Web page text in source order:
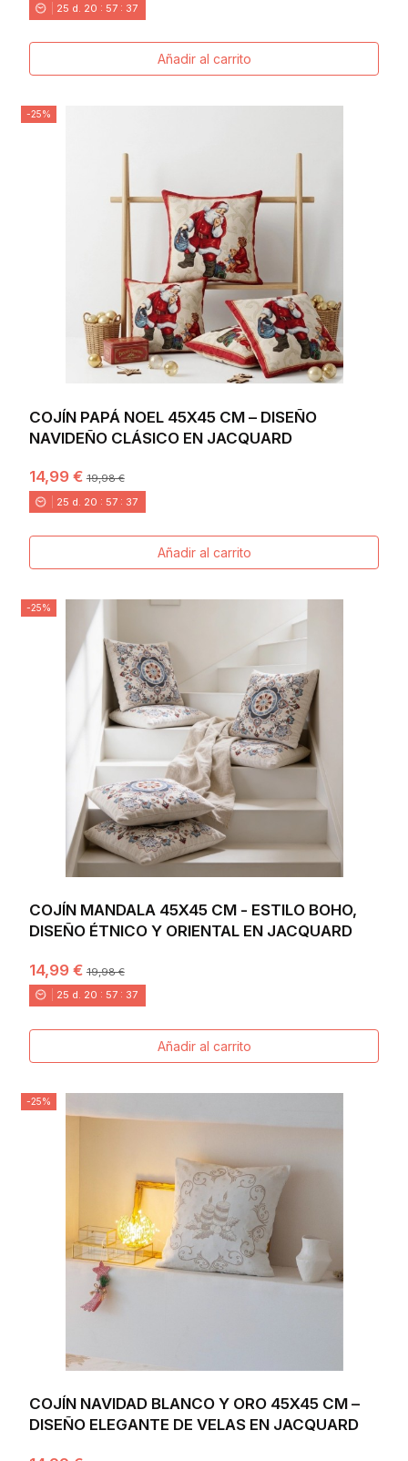
25 d. 20 : 57 : 36
Añadir al carrito
-25%
COJÍN PAPÁ NOEL 45X45 CM – DISEÑO
NAVIDEÑO CLÁSICO EN JACQUARD
14,99 €19,98 €
25 d. 20 : 57 : 36
Añadir al carrito
-25%
COJÍN MANDALA 45X45 CM - ESTILO BOHO,
DISEÑO ÉTNICO Y ORIENTAL EN JACQUARD
14,99 €19,98 €
25 d. 20 : 57 : 36
Añadir al carrito
-25%
COJÍN NAVIDAD BLANCO Y ORO 45X45 CM –
DISEÑO ELEGANTE DE VELAS EN JACQUARD